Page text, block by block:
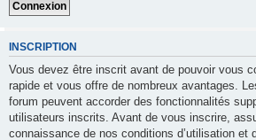
INSCRIPTION
Vous devez être inscrit avant de pouvoir vous
rapide et vous offre de nombreux avantages.
forum peuvent accorder des fonctionnalités
utilisateurs inscrits. Avant de vous inscrire,
connaissance de nos conditions d’utilisation et